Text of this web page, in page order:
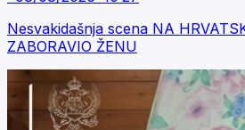
Nesvakidašnja scena NA
ZABORAVIO ŽENU